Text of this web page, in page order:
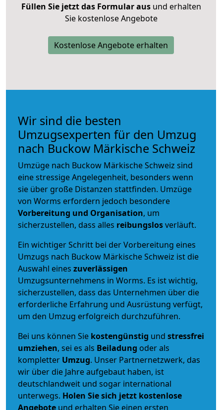
Füllen Sie jetzt das Formular ausund erhalten
Sie kostenlose Angebote
Kostenlose Angebote erhalten
Wir sind die besten
Umzugsexperten für den Umzug
nach Buckow Märkische Schweiz
Umzüge nach Buckow Märkische Schweiz sind
eine stressige Angelegenheit, besonders wenn
sie über große Distanzen stattfinden. Umzüge
von Worms erfordern jedoch besondere
Vorbereitung und Organisation, um
sicherzustellen, dass alles reibungslosverläuft.
Ein wichtiger Schritt bei der Vorbereitung eines
Umzugs nach Buckow Märkische Schweiz ist die
Auswahl eines zuverlässigen
Umzugsunternehmens in Worms. Es ist wichtig,
sicherzustellen, dass das Unternehmen über die
erforderliche Erfahrung und Ausrüstung verfügt,
um den Umzug erfolgreich durchzuführen.
Bei uns können Sie kostengünstig und stressfrei
umziehen, sei es als Beiladung oder als
kompletter Umzug. Unser Partnernetzwerk, das
wir über die Jahre aufgebaut haben, ist
deutschlandweit und sogar international
unterwegs. Holen Sie sich jetzt kostenlose
Angebote und erhalten Sie einen ersten